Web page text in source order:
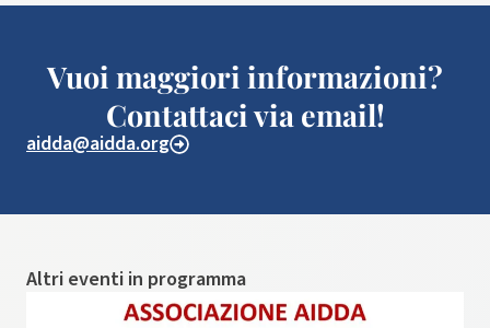
Vuoi maggiori informazioni?
Contattaci via email!
aidda@aidda.org
Altri eventi in programma